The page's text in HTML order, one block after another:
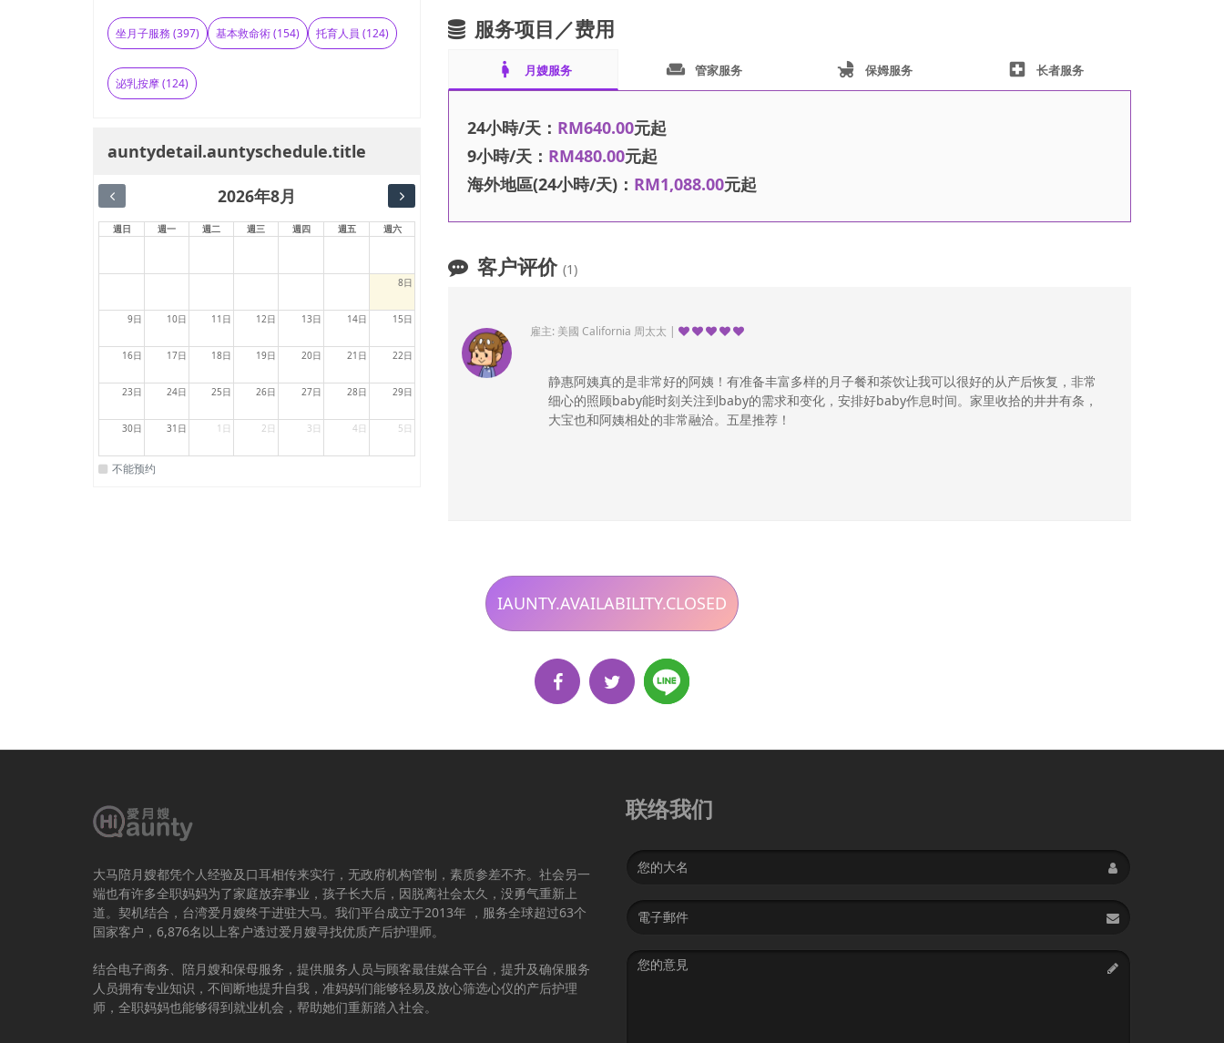
坐月子服務 (397) 基本救命術 (154) 托育人員 (124)
泌乳按摩 (124)
auntydetail.auntyschedule.title
2026年8月
週日 週一 週二 週三 週四 週五 週六
8日
9日 10日 11日 12日 13日 14日 15日
16日 17日 18日 19日 20日 21日 22日
23日 24日 25日 26日 27日 28日 29日
30日 31日 1日 2日 3日 4日 5日
不能预约
服务项目／费用
pregnant_woman 月嫂服务 weekend 管家服务 child_friendly 保姆服务 local_hospital 长者服务
24小時/天： RM640.00元起
9小時/天： RM480.00元起
海外地區(24小時/天)： RM1,088.00元起
客户评价 (1)
雇主: 美國 California 周太太 |
静惠阿姨真的是非常好的阿姨！有准备丰富多样的月子餐和茶饮让我可以很好的从产后恢复，非常
细心的照顾baby能时刻关注到baby的需求和变化，安排好baby作息时间。家里收拾的井井有条，
大宝也和阿姨相处的非常融洽。五星推荐！
IAUNTY.AVAILABILITY.CLOSED
大马陪月嫂都凭个人经验及口耳相传来实行，无政府机构管制，素质参差不齐。社会另一
端也有许多全职妈妈为了家庭放弃事业，孩子长大后，因脱离社会太久，没勇气重新上
道。契机结合，台湾爱月嫂终于进驻大马。我们平台成立于2013年 ，服务全球超过63个
国家客户，6,876名以上客户透过爱月嫂寻找优质产后护理师。
结合电子商务、陪月嫂和保母服务，提供服务人员与顾客最佳媒合平台，提升及确保服务
人员拥有专业知识，不间断地提升自我，准妈妈们能够轻易及放心筛选心仪的产后护理
师，全职妈妈也能够得到就业机会，帮助她们重新踏入社会。
联络我们
Name
Email
address
Message